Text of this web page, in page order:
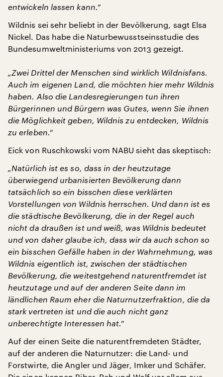
entwickeln lassen kann.“
Wildnis sei sehr beliebt in der Bevölkerung, sagt Elsa
Nickel. Das habe die Naturbewusstseinsstudie des
Bundesumweltministeriums von 2013 gezeigt.
„Zwei Drittel der Menschen sind wirklich Wildnisfans.
Auch im eigenen Land, die möchten hier mehr Wildnis
haben. Also die Landesregierungen tun ihren
Bürgerinnen und Bürgern was Gutes, wenn Sie ihnen
die Möglichkeit geben, Wildnis zu entdecken, Wildnis
zu erleben.“
Eick von Ruschkowski vom NABU sieht das skeptisch:
„Natürlich ist es so, dass in der heutzutage
überwiegend urbanisierten Bevölkerung dann
tatsächlich so ein bisschen diese verklärten
Vorstellungen von Wildnis herrschen. Und dann ist es
die städtische Bevölkerung, die in der Regel auch
nicht da draußen ist und weiß, was Wildnis bedeutet
und von daher glaube ich, dass wir da auch schon so
ein bisschen Gefälle haben in der Wahrnehmung, was
Wildnis eigentlich ist, zwischen der städtischen
Bevölkerung, die weitestgehend naturentfremdet ist
heutzutage und auf der anderen Seite dann im
ländlichen Raum eher die Naturnutzerfraktion, die da
stark vertreten ist und die auch nicht ganz
unberechtigte Interessen hat.“
Auf der einen Seite die naturentfremdeten Städter,
auf der anderen die Naturnutzer: die Land- und
Forstwirte, die Angler und Jäger, Imker und Schäfer.